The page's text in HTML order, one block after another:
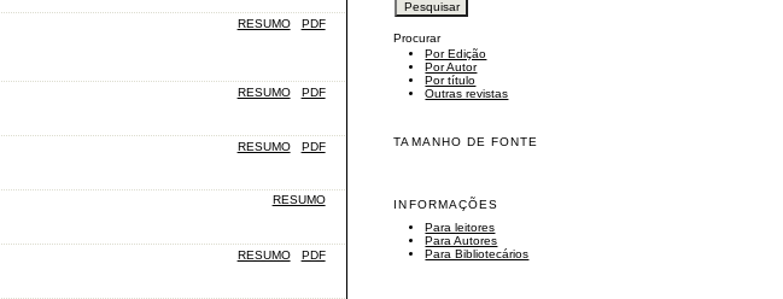
Procurar
Por Edição
Por Autor
Por título
Outras revistas
TAMANHO DE FONTE
INFORMAÇÕES
Para leitores
Para Autores
Para Bibliotecários
RESUMO PDF
RESUMO PDF
RESUMO PDF
RESUMO
RESUMO PDF